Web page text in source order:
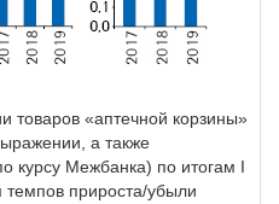
товаров «аптечной корзины»
а также
курсу Межбанка) по итогам I
темпов прироста/убыли